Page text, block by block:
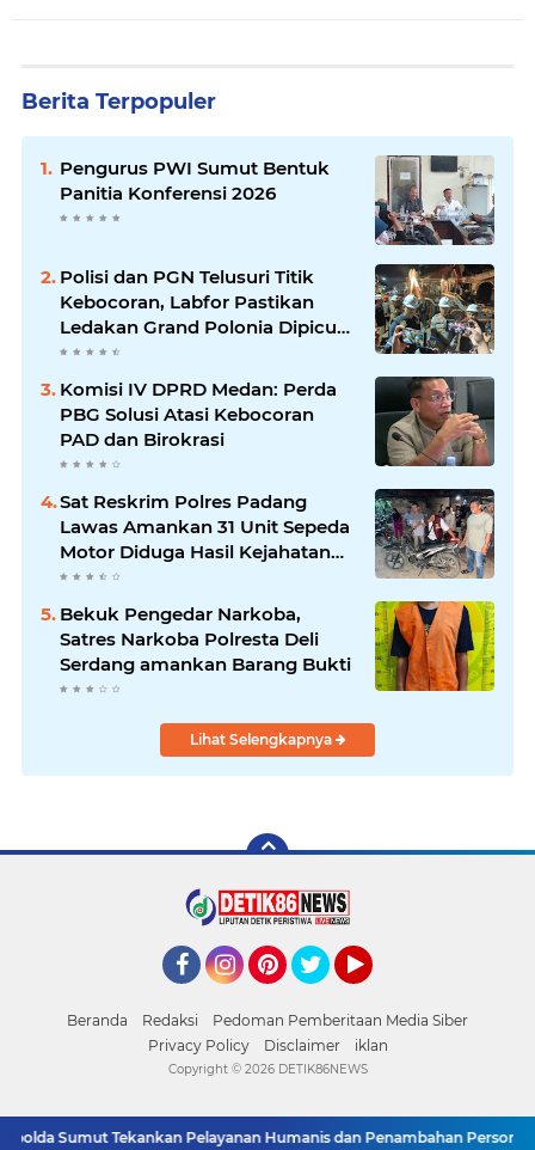
Berita Terpopuler
Pengurus PWI Sumut Bentuk
Panitia Konferensi 2026
Polisi dan PGN Telusuri Titik
Kebocoran, Labfor Pastikan
Ledakan Grand Polonia Dipicu
Akumulasi Gas
Komisi IV DPRD Medan: Perda
PBG Solusi Atasi Kebocoran
PAD dan Birokrasi
Sat Reskrim Polres Padang
Lawas Amankan 31 Unit Sepeda
Motor Diduga Hasil Kejahatan
dari Rumah Warga di Pasar
Latong
Bekuk Pengedar Narkoba,
Satres Narkoba Polresta Deli
Serdang amankan Barang Bukti
Lihat Selengkapnya
Beranda Redaksi
Pedoman Pemberitaan Media Siber
Privacy Policy
Disclaimer iklan
Sumut Tekankan Pelayanan Humanis dan Penambahan Personel
Copyright © 2026 DETIK86NEWS